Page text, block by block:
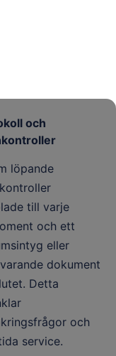
och
löpande
till varje
och ett
eller
dokument
Detta
och
service.